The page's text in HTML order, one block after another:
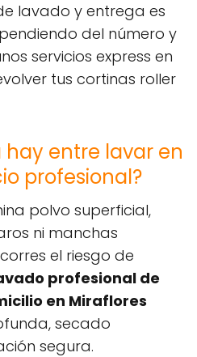
lavado y entrega es
del número y
servicios express en
tus cortinas roller
entre lavar en
profesional?
polvo superficial,
ni manchas
el riesgo de
profesional de
en Miraflores
secado
segura.